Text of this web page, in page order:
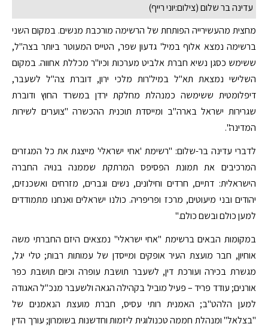
עדינה בר שלום (צילום:יוני רייף)
מחצית מהעשירייה הפותחת של הרשימה מורכבת מנשים. במקום השני
ברשימה נמצא אלוף במיל' גדעון שפר, הטייס המעוטר ביותר בצה"ל,
ששימש כסגן נשיא חברת אלביט מערכות וכיו"ר מכללת אחווה. במקום
השלישי נמצאת תא"ל במיל'רות מלכי ירון, דוברת צה"ל לשעבר,
דיפלומטית ששימשה כמנהלת מחלקת ירדן במשרד החוץ ודוברת
שגרירות ישראל בארה"ב ומייסדת תוכנית ההכשרה "צוערים לשירות
המדינה".
לדברי עדינה בר-שלום: "רשימת 'אחי ישראלי' מייצגת את כל המגזרים
המרכיבים את תמונת הפסיפס המרתקת שממנה בנויה החברה
הישראלית: דתיים, חרדים וחילונים, נשים וגברים, מזרחים ואשכנזים,
יהודים ובני מיעוטים, מרכז ופריפריה. כולנו ישראלים ואנחנו מתמודדים
למען כולם ובשם כולם."
במקומות הבאים ברשימת "אחי ישראלי" נמצאים היזם החברתי משה
אוחיון, חבר מועצת העיר אופקים ומייסדן של עמותות רבות; טלי יגל,
מגשרת בכירה ועורכת דין, לשעבר תושבת עופרה וכיום תושבת כפר
אורנים; עודד פריד – פעיל מוביל בקהילה הגאה ולשעבר מנכ"ל האגודה
למען הלהט"ב; האמנית רותי עסיס, חברת מועצת הנאמנים של
"בצלאל" ומנהלת חממה טכנולוגית ליזמות וחדשנות בשומרון; עורך הדין